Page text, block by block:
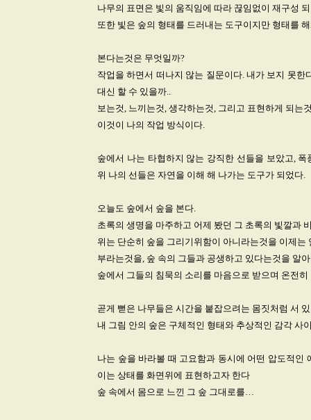
나무의 표면은 빛의 움직임에 따라 끊임없이 재구성
또한 빛은 숲의 형태를 드러내는 도구이지만 형태를
본다는것은 무엇일까?
작업을 하면서 떠나지 않는 질문이다. 내가 보지 못
대신 할 수 있을까..
보는것, 느끼는것, 생각하는것, 그리고 표현하게 되는
이것이 나의 작업 방식이다.
숲에서 나는 타협하지 않는 강직한 선들을 보았고,
위 나의 선들은 자연을 이해 해 나가는 도구가 되었다.
오늘도 숲에서 숲을 본다.
초록의 생명을 마주하고 어제 봤던 그 초록의 빛깔과
위는 단순히 숲을 그리기위함이 아니라는것을 이제
부라는것을, 숲 속의 그들과 공생하고 있다는것을 알
숲에서 그들의 침묵의 소리를 마음으로 받으며 온전
곧게 뻗은 나무들은 시간을 붙잡으려는 몸짓처럼 서
내 그림 안의 숲은 구체적인 형태와 추상적인 감각 사
나는 숲을 바라볼 때 고요함과 동시에 어떤 압도적인
이는 상태를 화면위에 표현하고자 한다
숲 속에서 몸으로 느낀 그 숲 그대로를…